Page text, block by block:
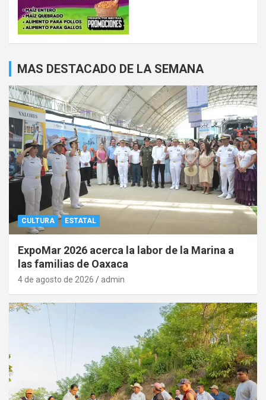
MAS DESTACADO DE LA SEMANA
CULTURA ESTATAL
ExpoMar 2026 acerca la labor de la Marina a
las familias de Oaxaca
4 de agosto de 2026 admin